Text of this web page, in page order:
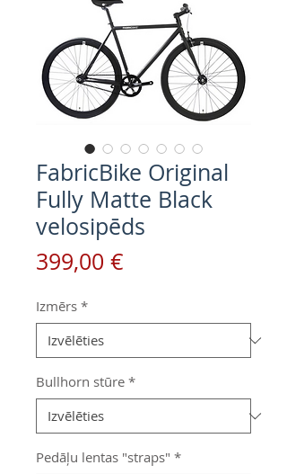
FabricBike Original
Fully Matte Black
velosipēds
399,00 €
Izmērs *
Bullhorn stūre *
Pedāļu lentas "straps" *